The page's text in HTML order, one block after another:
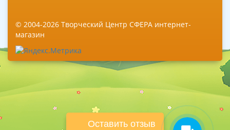
Оставить отзыв
© 2004-2026 Творческий Центр СФЕРА интернет-
магазин